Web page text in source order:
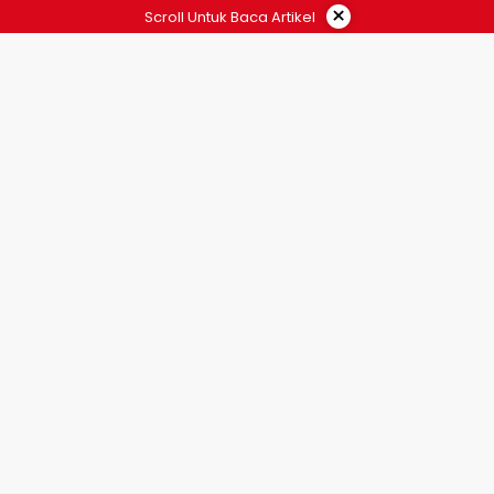
Scroll Untuk Baca Artikel ×